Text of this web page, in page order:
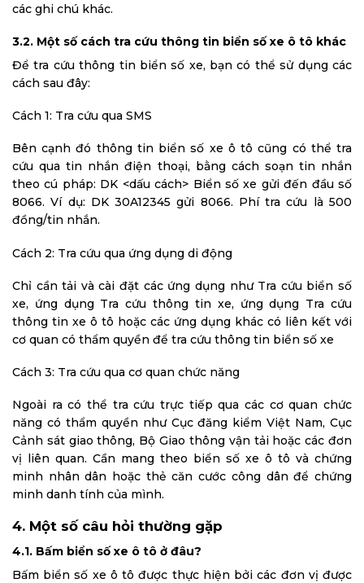
các ghi chú khác.
3.2. Một số cách tra cứu thông tin biển số xe ô tô khác
Để tra cứu thông tin biển số xe, bạn có thể sử dụng các
cách sau đây:
Cách 1: Tra cứu qua SMS
Bên cạnh đó thông tin biển số xe ô tô cũng có thể tra
cứu qua tin nhắn điện thoại, bằng cách soạn tin nhắn
theo cú pháp: DK <dấu cách> Biển số xe gửi đến đầu số
8066. Ví dụ: DK 30A12345 gửi 8066. Phí tra cứu là 500
đồng/tin nhắn.
Cách 2: Tra cứu qua ứng dụng di động
Chỉ cần tải và cài đặt các ứng dụng như Tra cứu biển số
xe, ứng dụng Tra cứu thông tin xe, ứng dụng Tra cứu
thông tin xe ô tô hoặc các ứng dụng khác có liên kết với
cơ quan có thẩm quyền để tra cứu thông tin biển số xe
Cách 3: Tra cứu qua cơ quan chức năng
Ngoài ra có thể tra cứu trực tiếp qua các cơ quan chức
năng có thẩm quyền như Cục đăng kiểm Việt Nam, Cục
Cảnh sát giao thông, Bộ Giao thông vận tải hoặc các đơn
vị liên quan. Cần mang theo biển số xe ô tô và chứng
minh nhân dân hoặc thẻ căn cước công dân để chứng
minh danh tính của mình.
4. Một số câu hỏi thường gặp
4.1. Bấm biển số xe ô tô ở đâu?
Bấm biển số xe ô tô được thực hiện bởi các đơn vị được